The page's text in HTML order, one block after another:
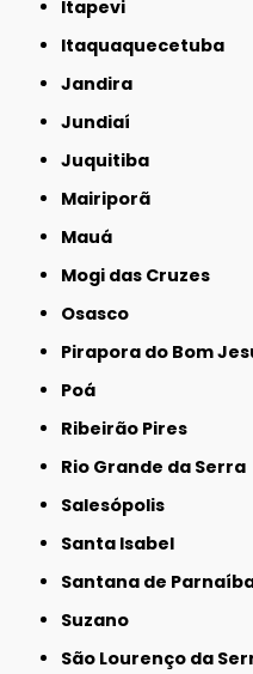
Itapevi
Itaquaquecetuba
Jandira
Jundiaí
Juquitiba
Mairiporã
Mauá
Mogi das Cruzes
Osasco
Pirapora do Bom
Poá
Ribeirão Pires
Rio Grande da Serra
Salesópolis
Santa Isabel
Santana de
Suzano
São Lourenço da